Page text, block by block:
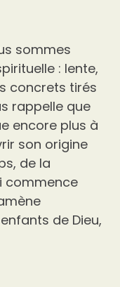
sommes
: lente,
concrets tirés
rappelle que
encore plus à
son origine
de la
commence
de Dieu,